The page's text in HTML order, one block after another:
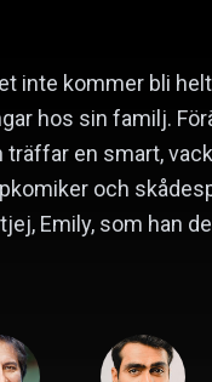
inte kommer bli
hos sin familj.
en smart,
och
Emily, som han